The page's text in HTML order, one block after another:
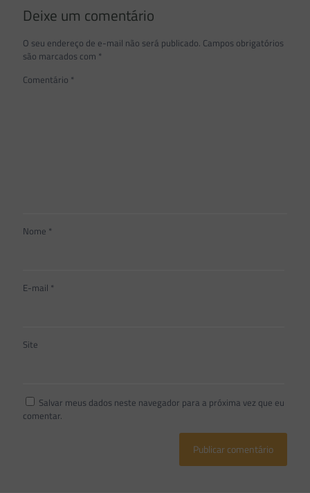
Deixe um comentário
O seu endereço de e-mail não será publicado. Campos obrigatórios
são marcados com *
Comentário *
Nome *
E-mail *
Site
Salvar meus dados neste navegador para a próxima vez que eu
comentar.